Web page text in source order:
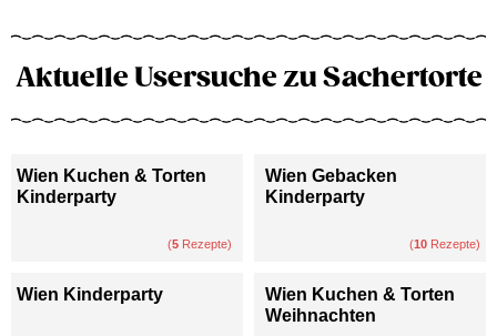
Aktuelle Usersuche zu Sachertorte
Wien Kuchen & Torten
Kinderparty
(5 Rezepte)
Wien Gebacken
Kinderparty
(10 Rezepte)
Wien Kinderparty
Wien Kuchen & Torten
Weihnachten